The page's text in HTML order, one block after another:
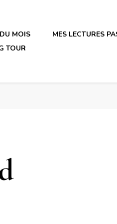
MOIS
MES LECTURES
TOUR